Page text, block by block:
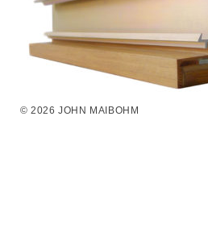
© 2026 JOHN MAIBOHM